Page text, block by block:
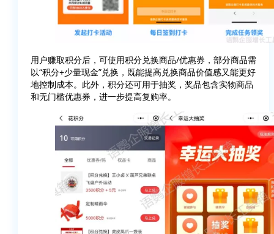
用户赚取积分后，可使用积分兑换商品/优惠券，部分商品需
以“积分+少量现金”兑换，既能提高兑换商品价值感又能更好
地控制成本。此外，积分还可用于抽奖，奖品包含实物商品
和无门槛优惠券，进一步提高复购率。